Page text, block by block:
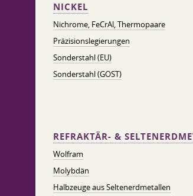
NICKEL
Nichrome, FeСrAl, ​​Thermopaare
Präzisionslegierungen
Sonderstahl (EU)
Sonderstahl (GOST)
REFRAKTÄR- &
Wolfram
Molybdän
Halbzeuge aus Seltenerdmetallen